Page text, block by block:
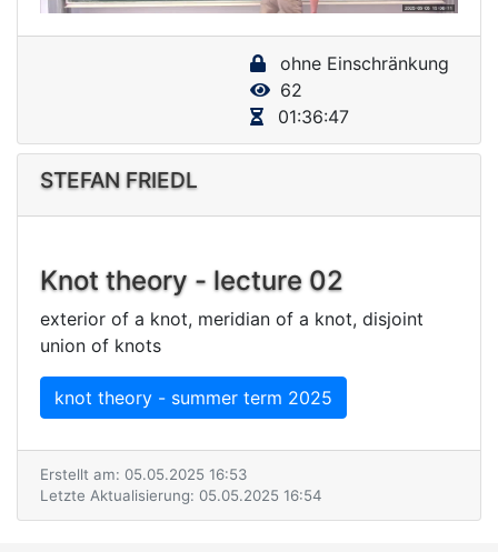
V
i
d
o
ohne Einschränkung
62
01:36:47
STEFAN FRIEDL
Knot theory - lecture 02
exterior of a knot, meridian of a knot, disjoint
union of knots
knot theory - summer term 2025
Erstellt am: 05.05.2025 16:53
Letzte Aktualisierung: 05.05.2025 16:54